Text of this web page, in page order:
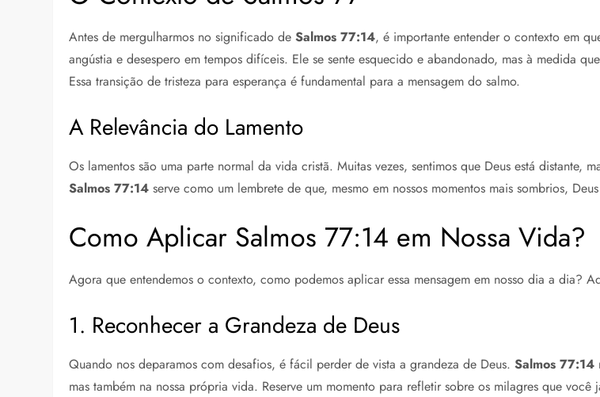
Antes de mergulharmos no significado deSalmos 77:14, é importante entender o contexto em
angústia e desespero em tempos difíceis. Ele se sente esquecido e abandonado, mas à medida
Essa transição de tristeza para esperança é fundamental para a mensagem do salmo.
A Relevância do Lamento
Os lamentos são uma parte normal da vida cristã. Muitas vezes, sentimos que Deus está distante,
Salmos 77:14 serve como um lembrete de que, mesmo em nossos momentos mais sombrios,
Como Aplicar Salmos 77:14 em Nossa Vida?
Agora que entendemos o contexto, como podemos aplicar essa mensagem em nosso dia a dia?
1. Reconhecer a Grandeza de Deus
Quando nos deparamos com desafios, é fácil perder de vista a grandeza de Deus.Salmos 77:14
mas também na nossa própria vida. Reserve um momento para refletir sobre os milagres que você